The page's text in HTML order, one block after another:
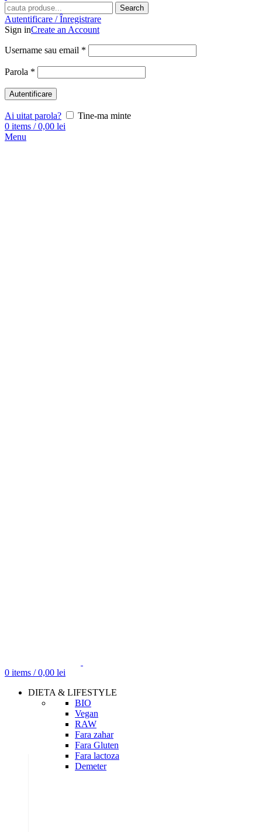
Search
Autentificare / Înregistrare
Sign inCreate an Account
Username sau email *
Parola *
Autentificare
Ai uitat parola?
Tine-ma minte
0 items / 0,00 lei
Menu
0 items / 0,00 lei
DIETA & LIFESTYLE
BIO
Vegan
RAW
Fara zahar
Fara Gluten
Fara lactoza
Demeter